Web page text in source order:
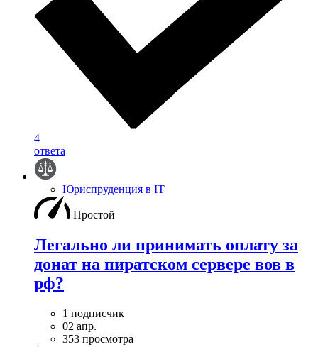
4
ответа
Юриспруденция в IT
Простой
Легально ли принимать оплату за
донат на пиратском сервере вов в
рф?
1 подписчик
02 апр.
353 просмотра